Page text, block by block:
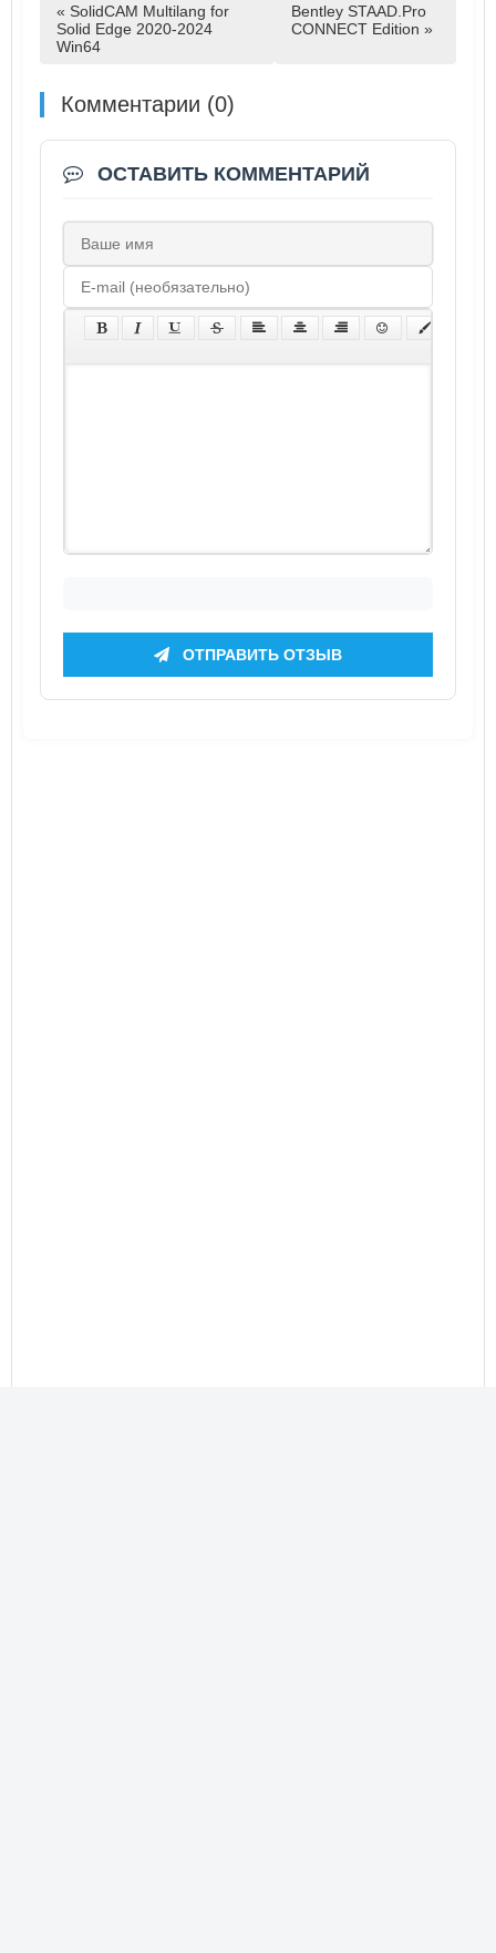
« SolidCAM Multilang for
Solid Edge 2020-2024
Win64
Bentley STAAD.Pro
CONNECT Edition »
Комментарии (0)
ОСТАВИТЬ КОММЕНТАРИЙ
ОТПРАВИТЬ ОТЗЫВ